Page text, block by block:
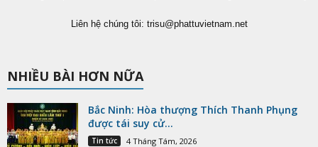
Liên hệ chúng tôi: trisu@phattuvietnam.net
NHIỀU BÀI HƠN NỮA
Bắc Ninh: Hòa thượng Thích Thanh Phụng
được tái suy cử...
Tin tức 4 Tháng Tám, 2026